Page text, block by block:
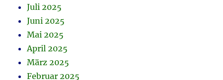
Juli 2025
Juni 2025
Mai 2025
April 2025
März 2025
Februar 2025